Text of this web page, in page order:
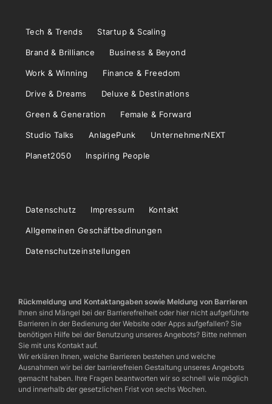
Tech & Trends Startup & Scaling
Brand & Brilliance Business & Beyond
Work & Winning Finance & Freedom
Drive & Dreams Deluxe & Destinations
Green & Generation Female & Forward
Studio Talks AnlagePunk UnternehmerNEXT
Planet2050 Inspiring People
Datenschutz Impressum Kontakt
Allgemeinen Geschäftbedinungen
Datenschutzeinstellungen
Rückmeldung und Kontaktangaben sowie Meldung von Barrieren
Ihnen sind Mängel bei der Barrierefreiheit oder hier nicht aufgeführte
Barrieren in der Bedienung der Website oder Apps aufgefallen? Sie
benötigen Hilfe bei der Benutzung unseres Angebots? Bitte nehmen
Sie mit uns Kontakt auf.
Wir erklären Ihnen, welche Barrieren bestehen und welche
Ausnahmen wir bei der barrierefreien Gestaltung unseres Angebots
gemacht haben. Ihre Fragen beantworten wir so schnell wie möglich
und innerhalb der gesetzlichen Frist von sechs Wochen.